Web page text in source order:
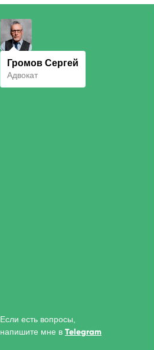
Громов Сергей
Адвокат
Если есть вопросы,
напишите мне в Telegram